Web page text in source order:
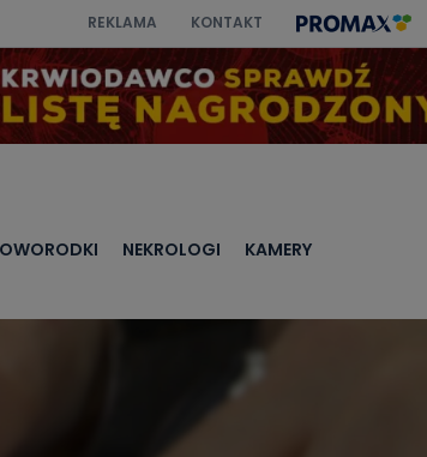
REKLAMA KONTAKT
NEKROLOGI KAMERY